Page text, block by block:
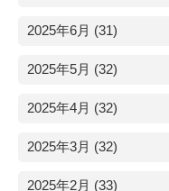
2025年6月 (31)
2025年5月 (32)
2025年4月 (32)
2025年3月 (32)
2025年2月 (33)